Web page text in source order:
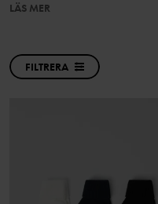
LÄS MER
FILTRERA